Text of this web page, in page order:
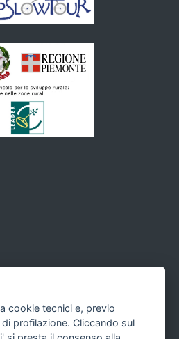
- CMS:
cookie tecnici e, previo
profilazione. Cliccando sul